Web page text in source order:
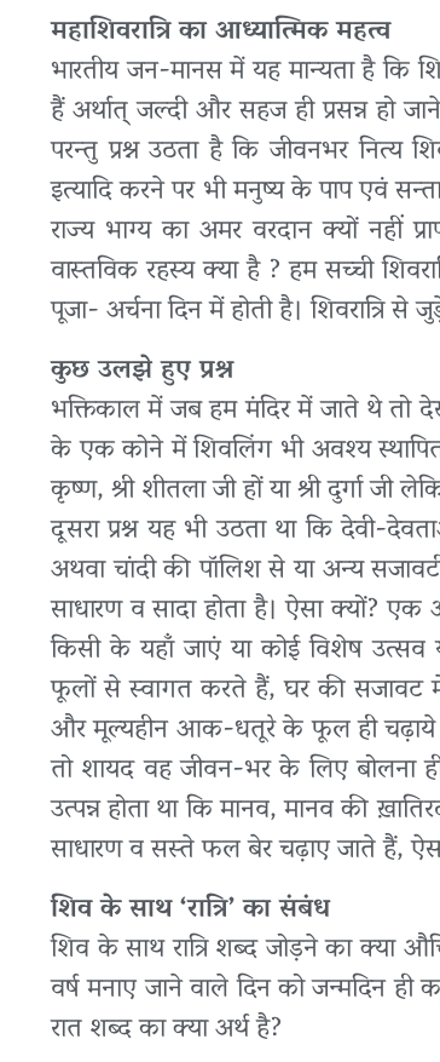
महाशिवरात्रि का आध्यात्मिक महत्व
भारतीय जन-मानस में यह मान्यता है कि
हैं अर्थात् जल्दी और सहज ही प्रसन्न हो
परन्तु प्रश्न उठता है कि जीवनभर नित्य
इत्यादि करने पर भी मनुष्य के पाप एवं
राज्य भाग्य का अमर वरदान क्यों नहीं
वास्तविक रहस्य क्या है ? हम सच्ची
पूजा- अर्चना दिन में होती है। शिवरात्रि
कुछ उलझे हुए प्रश्न
भक्तिकाल में जब हम मंदिर में जाते थे तो
के एक कोने में शिवलिंग भी अवश्य स्थापित
कृष्ण, श्री शीतला जी हों या श्री दुर्गा जी
दूसरा प्रश्न यह भी उठता था कि
अथवा चांदी की पॉलिश से या अन्य
साधारण व सादा होता है। ऐसा क्यों?
किसी के यहाँ जाएं या कोई विशेष उत्सव
फूलों से स्वागत करते हैं, घर की सजावट
और मूल्यहीन आक-धतूरे के फूल ही चढ़ाये
तो शायद वह जीवन-भर के लिए बोलना
उत्पन्न होता था कि मानव, मानव की
साधारण व सस्ते फल बेर चढ़ाए जाते हैं,
शिव के साथ ‘रात्रि’ का संबंध
शिव के साथ रात्रि शब्द जोड़ने का क्या
वर्ष मनाए जाने वाले दिन को जन्मदिन
रात शब्द का क्या अर्थ है?